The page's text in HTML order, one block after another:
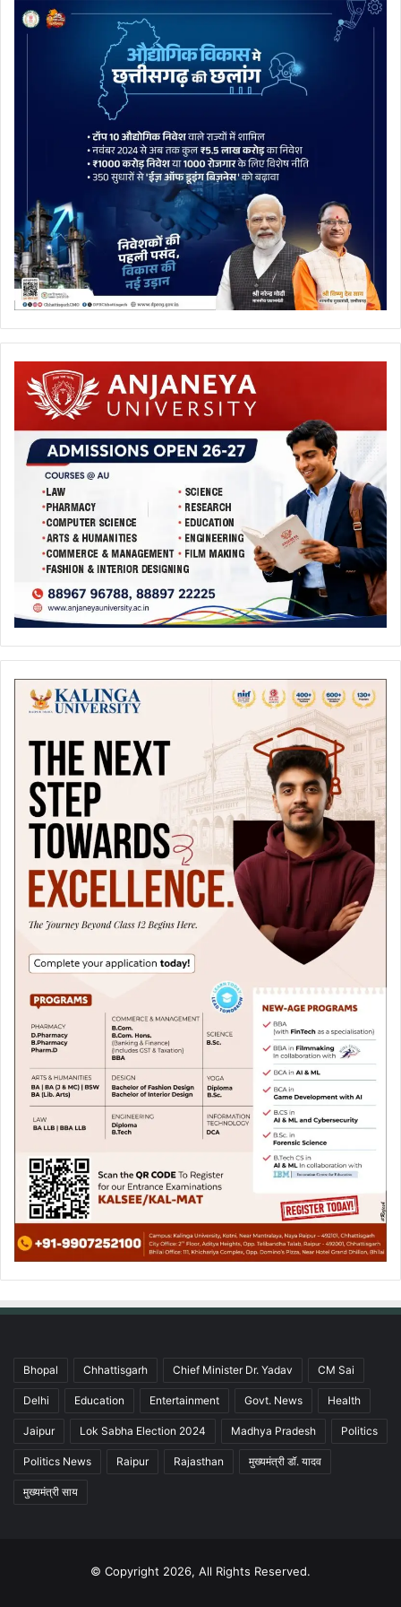
Bhopal Chhattisgarh Chief Minister Dr. Yadav CM Sai
Delhi Education Entertainment Govt. News Health
Jaipur Lok Sabha Election 2024 Madhya Pradesh Politics
Politics News Raipur Rajasthan मुख्यमंत्री डॉ. यादव
मुख्यमंत्री साय
© Copyright 2026, All Rights Reserved.